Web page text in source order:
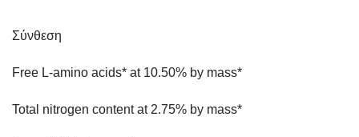
Σύνθεση
Free L-amino acids* at 10.50% by mass*
Total nitrogen content at 2.75% by mass*